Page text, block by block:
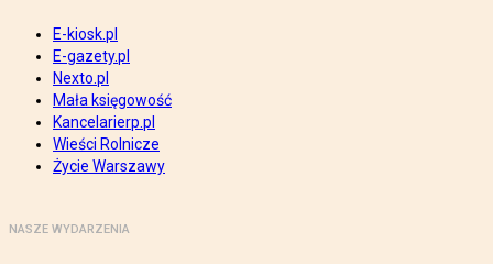
E-kiosk.pl
E-gazety.pl
Nexto.pl
Mała księgowość
Kancelarierp.pl
Wieści Rolnicze
Życie Warszawy
NASZE WYDARZENIA